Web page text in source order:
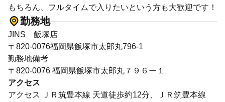
もちろん、フルタイムで入りたいという方も大歓迎です！
勤務地
JINS 飯塚店
〒820-0076福岡県飯塚市太郎丸796-1
勤務地備考
〒820-0076 福岡県飯塚市太郎丸７９６ー１
アクセス
アクセス ＪＲ筑豊本線 天道徒歩約12分、ＪＲ筑豊本線